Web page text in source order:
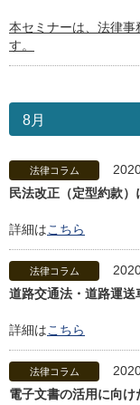
本セミナーは、法律事
す。
8月
法律コラム
民法改正（定型約款
詳細はこちら
法律コラム
道路交通法・道路運
詳細はこちら
法律コラム
電子文書の活用に向